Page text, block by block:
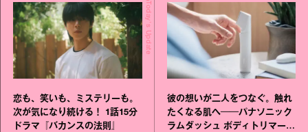
Today's Update
恋も、笑いも、ミステリーも。
次が気になり続ける！ 1話15分
ドラマ『バカンスの法則』
彼の想いが二人をつなぐ。触れ
たくなる肌へ──パナソニック
ラムダッシュ ボディトリマーが